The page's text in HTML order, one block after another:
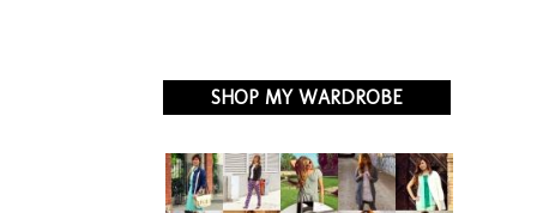
SHOP MY WARDROBE